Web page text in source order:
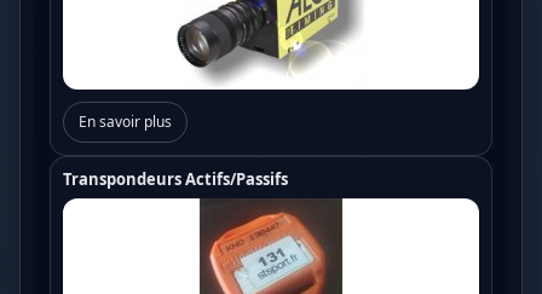
En savoir plus
Transpondeurs Actifs/Passifs